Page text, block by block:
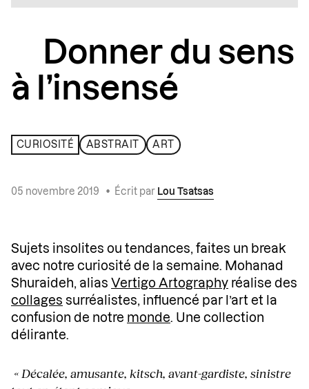
Donner du sens
à l’insensé
CURIOSITÉ ABSTRAIT ART
05 novembre 2019 • Écrit par Lou Tsatsas
Sujets insolites ou tendances, faites un break
avec notre curiosité de la semaine. Mohanad
Shuraideh, alias Vertigo Artography réalise des
collages surréalistes, influencé par l’art et la
confusion de notre monde. Une collection
délirante.
« Décalée, amusante, kitsch, avant-gardiste, sinistre